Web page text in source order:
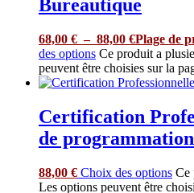
Bureautique
68,00 € – 88,00 €Plage de
des options Ce produit a
peuvent être choisies sur la
Certification
de programmation
88,00 € Choix des options Ce
Les options peuvent être